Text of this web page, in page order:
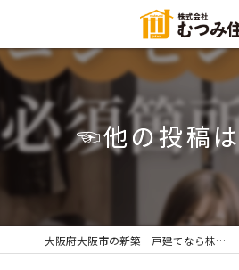
☜他の投稿
大阪府大阪市の新築一戸建てなら株式会社むつみ住建